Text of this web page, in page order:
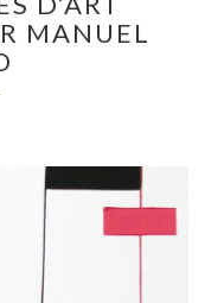
MANUEL